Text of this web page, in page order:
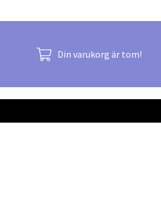
Din varukorg är tom!